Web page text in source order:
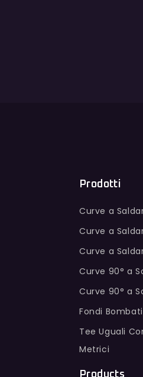
Prodotti
Curve a
Curve a
Curve a
Curve 90° a
Curve 90° a
Fondi Bombati
Tee Uguali
Metrici
Products